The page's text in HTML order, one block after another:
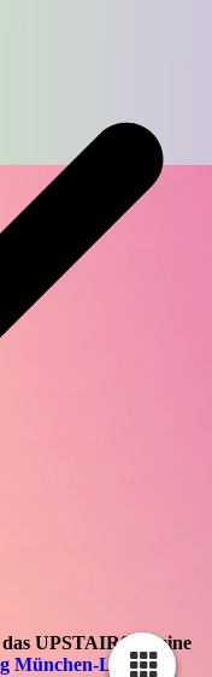
ist eine
München-Land